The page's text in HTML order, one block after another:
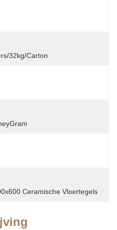
32kg/carton
Ceramische Vloertegels